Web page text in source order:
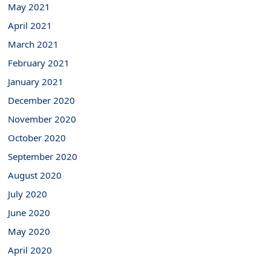
May 2021
April 2021
March 2021
February 2021
January 2021
December 2020
November 2020
October 2020
September 2020
August 2020
July 2020
June 2020
May 2020
April 2020